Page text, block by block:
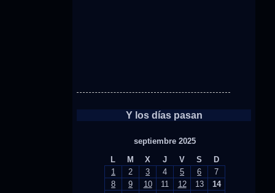
Y los días pasan
septiembre 2025
L
M X J V S
D
1
2 3 4 5 6
7
8
9 10 11 12 13
14